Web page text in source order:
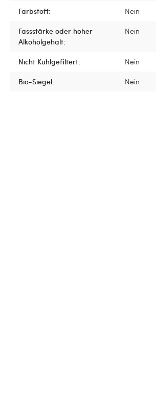
Farbstoff:
Nein
Fassstärke oder hoher
Alkoholgehalt:
Nein
Nicht Kühlgefiltert:
Nein
Bio-Siegel:
Nein